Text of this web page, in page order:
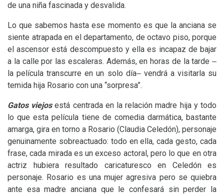
de una niña fascinada y desvalida.
Lo que sabemos hasta ese momento es que la anciana se
siente atrapada en el departamento, de octavo piso, porque
el ascensor está descompuesto y ella es incapaz de bajar
a la calle por las escaleras. Además, en horas de la tarde ‒
la película transcurre en un solo día‒ vendrá a visitarla su
temida hija Rosario con una “sorpresa”.
Gatos viejosestá centrada en la relación madre hija y todo
lo que esta película tiene de comedia darmática, bastante
amarga, gira en torno a Rosario (Claudia Celedón), personaje
genuinamente sobreactuado: todo en ella, cada gesto, cada
frase, cada mirada es un exceso actoral, pero lo que en otra
actriz hubiera resultado caricaturesco en Celedón es
personaje. Rosario es una mujer agresiva pero se quiebra
ante esa madre anciana que le confesará sin perder la